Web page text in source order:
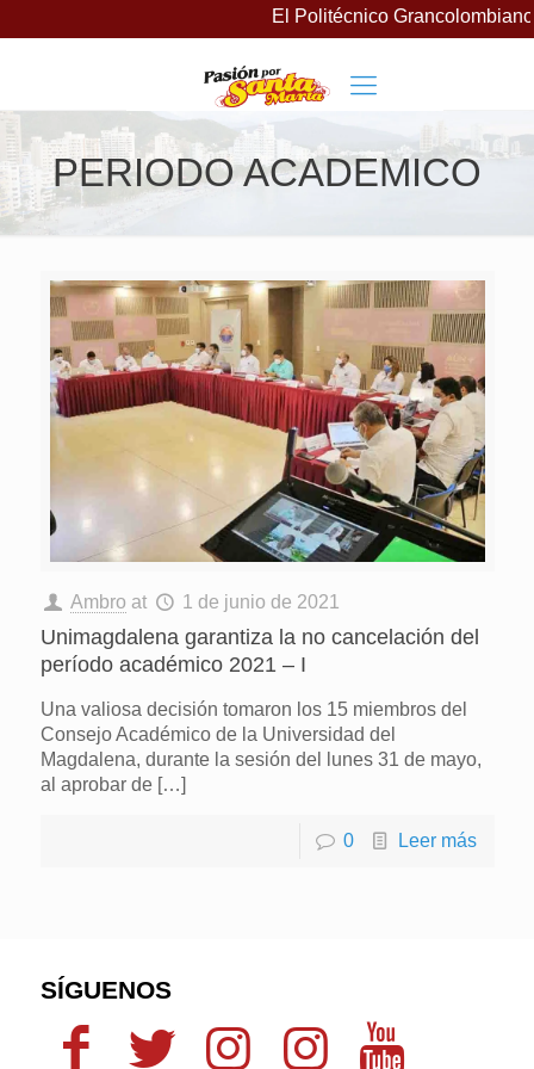
El Politécnico
PERIODO ACADEMICO
Ambro at 1 de junio de 2021
Unimagdalena garantiza la no cancelación del
período académico 2021 – I
Una valiosa decisión tomaron los 15 miembros del
Consejo Académico de la Universidad del
Magdalena, durante la sesión del lunes 31 de mayo,
al aprobar de[…]
0 Leer más
SÍGUENOS